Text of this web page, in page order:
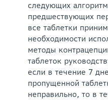
следующих
предшествующих
все таблетки
необходимости
методы
таблеток
если в течение 7
пропущенной
неправильно, то в